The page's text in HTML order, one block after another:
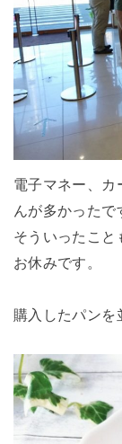
電子マネー、カ
んが多かったで
そういったこと
お休みです。
購入したパンを